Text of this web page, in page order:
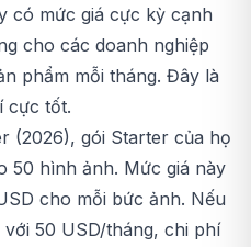
có mức giá cực kỳ cạnh
cho các doanh nghiệp
phẩm mỗi tháng. Đây là
cực tốt.
(2026), gói Starter của họ
50 hình ảnh. Mức giá này
cho mỗi bức ảnh. Nếu
50 USD/tháng, chi phí